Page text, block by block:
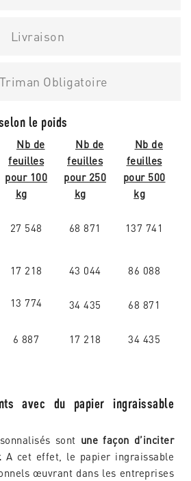
Livraison
Obligatoire
le poids
Nb de
feuilles
pour 100
kg
Nb de
feuilles
pour 250
kg
Nb de
feuilles
pour 500
kg
27 548 68 871 137 741
17 218 43 044 86 088
13 774 34 435 68 871
6 887 17 218 34 435
avec du papier ingraissable
sont une façon d’inciter
A cet effet, le papier ingraissable
œuvrant dans les entreprises